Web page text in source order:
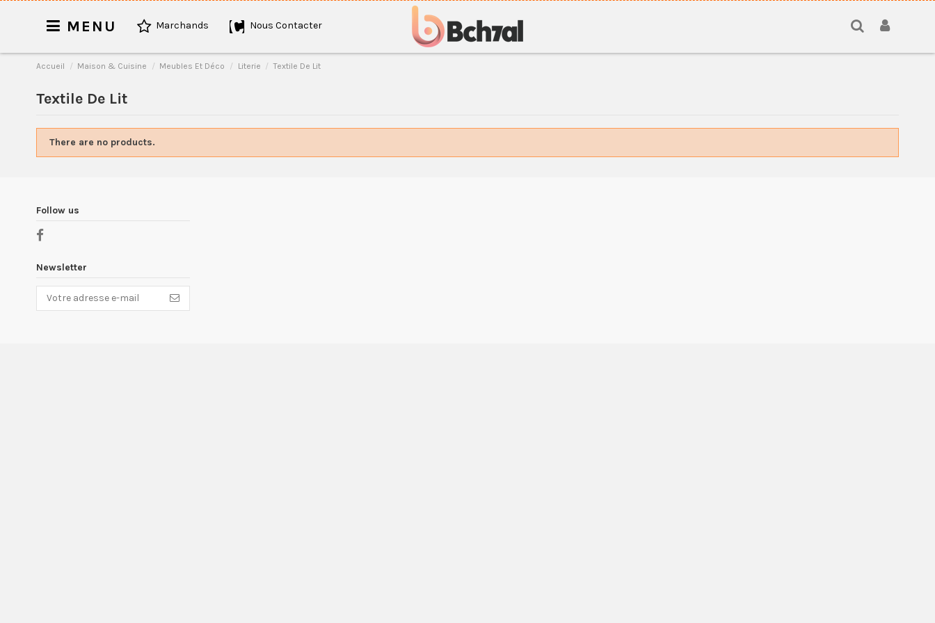
MENU Marchands Nous Contacter
Accueil Maison & Cuisine Meubles Et Déco Literie Textile De Lit
Textile De Lit
There are no products.
Follow us
Newsletter